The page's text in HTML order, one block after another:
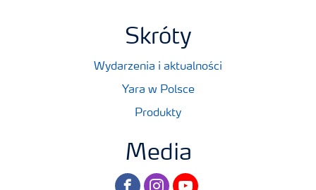
Skróty
Wydarzenia i aktualności
Yara w Polsce
Produkty
Media
facebookinstagram
youtube